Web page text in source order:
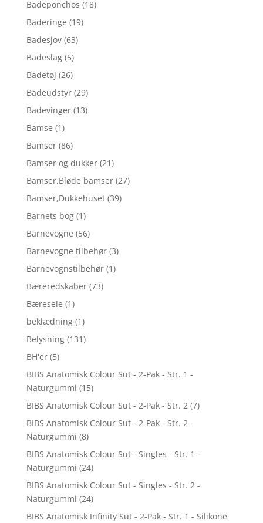
Badeponchos (18)
Baderinge (19)
Badesjov (63)
Badeslag (5)
Badetøj (26)
Badeudstyr (29)
Badevinger (13)
Bamse (1)
Bamser (86)
Bamser og dukker (21)
Bamser,Bløde bamser (27)
Bamser,Dukkehuset (39)
Barnets bog (1)
Barnevogne (56)
Barnevogne tilbehør (3)
Barnevognstilbehør (1)
Bæreredskaber (73)
Bæresele (1)
beklædning (1)
Belysning (131)
BH'er (5)
BIBS Anatomisk Colour Sut - 2-Pak - Str. 1 -
Naturgummi (15)
BIBS Anatomisk Colour Sut - 2-Pak - Str. 2 (7)
BIBS Anatomisk Colour Sut - 2-Pak - Str. 2 -
Naturgummi (8)
BIBS Anatomisk Colour Sut - Singles - Str. 1 -
Naturgummi (24)
BIBS Anatomisk Colour Sut - Singles - Str. 2 -
Naturgummi (24)
BIBS Anatomisk Infinity Sut - 2-Pak - Str. 1 - Silikone